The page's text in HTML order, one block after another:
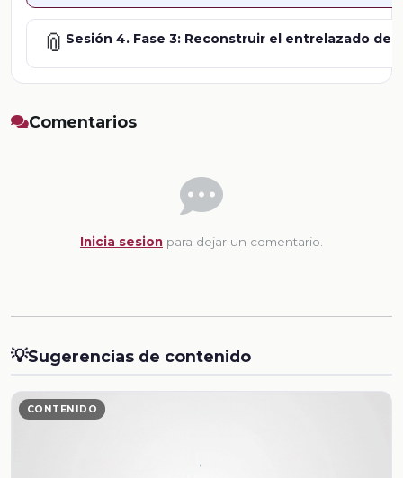
📎 Sesión 4. Fase 3: Reconstruir el entrelazado de
Comentarios
Inicia sesion para dejar un comentario.
💡Sugerencias de contenido
CONTENIDO